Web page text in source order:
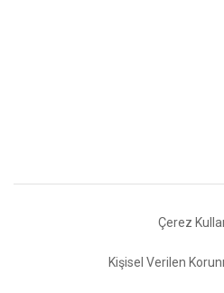
Çerez
Kişisel Verilen